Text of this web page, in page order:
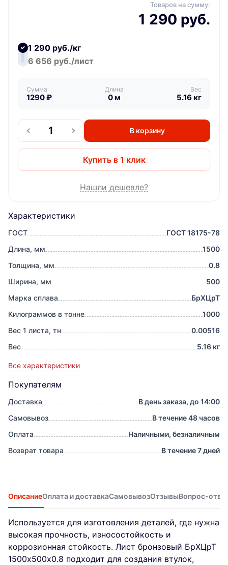
Характеристики
ГОСТ
ГОСТ 18175-78
Длина, мм
1500
Толщина, мм
0.8
Ширина, мм
500
Марка сплава
БрХЦрТ
Килограммов в тонне
1000
Вес 1 листа, тн
0.00516
Вес
5.16 кг
Все характеристики
Покупателям
Доставка
В день заказа, до 14:00
Самовывоз
В течение 48 часов
Оплата
Наличными, безналичным
Возврат товара
В течение 7 дней
Товаров на сумму:
1 290 руб.
1 290 руб./кг
6 656 руб./лист
Сумма
1290₽
Длина
0м
Вес
5.16 кг
В корзину
Купить в 1 клик
Нашли дешевле?
ОписаниеОплата и доставкаСамовывозОтзывыВопрос-
Используется для изготовления деталей, где нужна
высокая прочность, износостойкость и
коррозионная стойкость. Лист бронзовый БрХЦрТ
1500х500х0.8 подходит для создания втулок,